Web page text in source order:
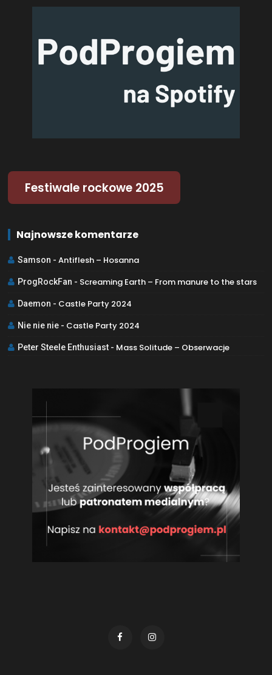
Festiwale rockowe 2025
Najnowsze komentarze
Samson - Antiflesh – Hosanna
ProgRockFan - Screaming Earth – From manure to the stars
Daemon - Castle Party 2024
Nie nie nie - Castle Party 2024
Peter Steele Enthusiast - Mass Solitude – Obserwacje